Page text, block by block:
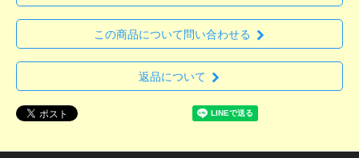
この商品について問い合わせる
返品について